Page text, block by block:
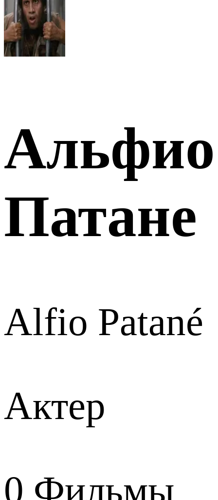
Альфио
Патане
Alfio Patané
Актер
0 Фильмы